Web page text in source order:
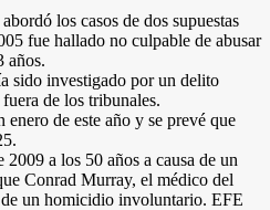
los casos de dos supuestas
fue hallado no culpable de abusar
años.
sido investigado por un delito
de los tribunales.
enero de este año y se prevé que
a los 50 años a causa de un
Conrad Murray, el médico del
un homicidio involuntario. EFE